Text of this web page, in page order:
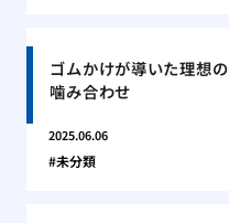
ゴムかけが導いた理想の
噛み合わせ
2025.06.06
未分類